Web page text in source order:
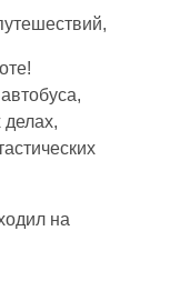
на